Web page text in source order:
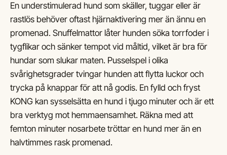
En understimulerad hund som skäller, tuggar eller är
rastlös behöver oftast hjärnaktivering mer än ännu en
promenad. Snuffelmattor låter hunden söka torrfoder i
tygflikar och sänker tempot vid måltid, vilket är bra för
hundar som slukar maten. Pusselspel i olika
svårighetsgrader tvingar hunden att flytta luckor och
trycka på knappar för att nå godis. En fylld och fryst
KONG kan sysselsätta en hund i tjugo minuter och är ett
bra verktyg mot hemmaensamhet. Räkna med att
femton minuter nosarbete tröttar en hund mer än en
halvtimmes rask promenad.